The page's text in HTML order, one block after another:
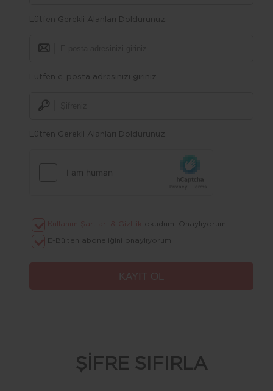
Lütfen Gerekli Alanları Doldurunuz.
Lütfen e-posta adresinizi giriniz
Lütfen Gerekli Alanları Doldurunuz.
okudum. Onaylıyorum.
E-Bülten aboneliğini onaylıyorum.
ŞİFRE SIFIRLA